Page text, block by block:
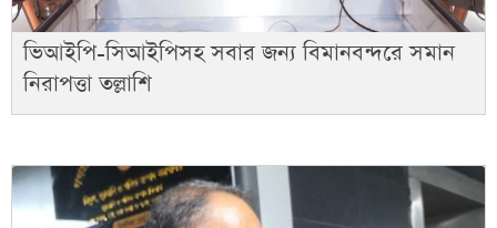
ভিআইপি-সিআইপিসহ সবার জন্য বিমানবন্দরে সমান
নিরাপত্তা তল্লাশি